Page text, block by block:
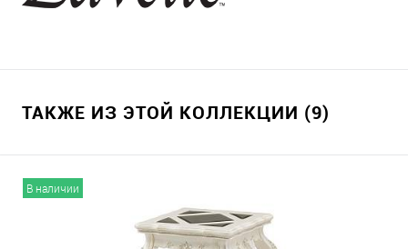
ТАКЖЕ ИЗ ЭТОЙ КОЛЛЕКЦИИ (9)
В наличии